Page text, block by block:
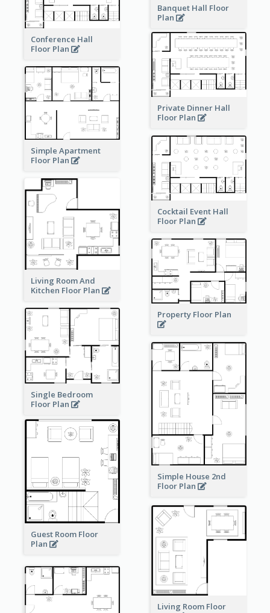
Banquet Hall Floor
Plan
Conference Hall
Floor Plan
Private Dinner Hall
Floor Plan
Simple Apartment
Floor Plan
Cocktail Event Hall
Floor Plan
Living Room And
Kitchen Floor Plan
Property Floor Plan
Single Bedroom
Floor Plan
Simple House 2nd
Floor Plan
Guest Room Floor
Plan
Living Room Floor